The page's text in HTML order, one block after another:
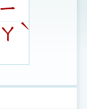
ㄧ
ㄚˋ